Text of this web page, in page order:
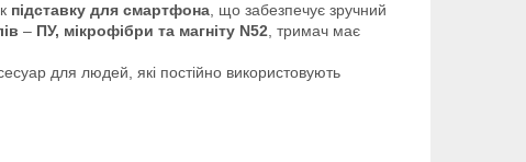
підставку для смартфона , що забезпечує зручний
– ПУ, мікрофібри та магніту N52 , тримач має
для людей, які постійно використовують